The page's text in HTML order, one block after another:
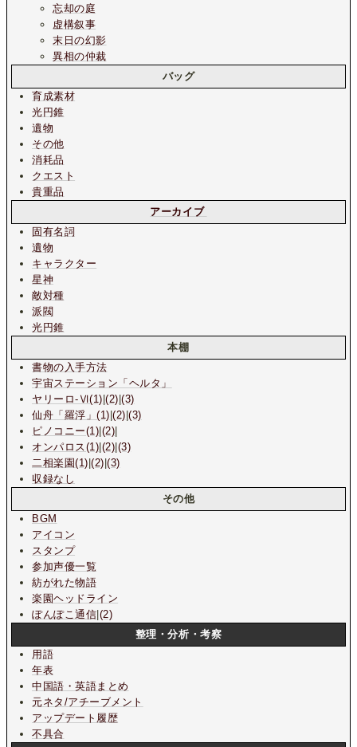
忘却の庭
虚構叙事
末日の幻影
異相の仲裁
バッグ
育成素材
光円錐
遺物
その他
消耗品
クエスト
貴重品
アーカイブ
固有名詞
遺物
キャラクター
星神
敵対種
派閥
光円錐
本棚
書物の入手方法
宇宙ステーション 「ヘルタ」
ヤリーロ-Ⅵ(1) |(2) |(3)
仙舟「羅浮」(1) |(2) |(3)
ピノコニー(1) (2)
オンパロス(1) (2) (3)
二相楽園(1) |(2) |(3)
収録なし
その他
BGM
アイコン
スタンプ
参加声優一覧
紡がれた物語
楽園ヘッドライン
ぽんぽこ通信 (2)
整理・分析・考察
用語
年表
中国語・英語まとめ
元ネタ/アチーブメント
アップデート履歴
不具合